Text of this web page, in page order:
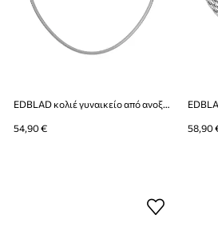
EDBLAD κολιέ γυναικείο από ανοξείδωτο ατσάλι Herringbone
54,90 € 58,90